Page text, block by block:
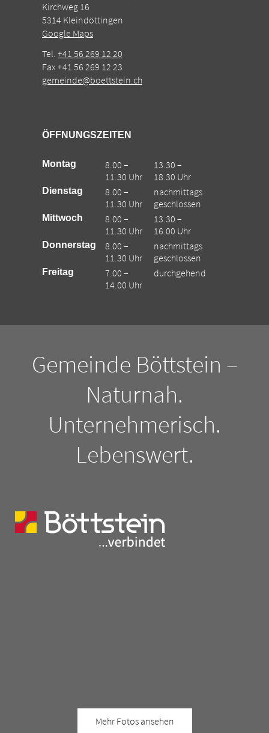
Kirchweg 16
5314 Kleindöttingen
Google Maps
Tel. +41 56 269 12 20
Fax +41 56 269 12 23
gemeinde@boettstein.ch
ÖFFNUNGSZEITEN
Montag
8.00 –
11.30 Uhr
13.30 –
18.30 Uhr
Dienstag
8.00 –
11.30 Uhr
nachmittags
geschlossen
Mittwoch
8.00 –
11.30 Uhr
13.30 –
16.00 Uhr
Donnerstag
8.00 –
11.30 Uhr
nachmittags
geschlossen
Freitag
7.00 –
14.00 Uhr
durchgehend
Gemeinde Böttstein –
Naturnah.
Unternehmerisch.
Lebenswert.
Mehr Fotos ansehen